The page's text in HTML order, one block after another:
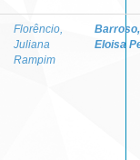
Florêncio,
Juliana
Rampim
Barroso,
Eloisa